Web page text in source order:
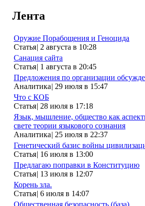
Лента
Оружие Порабощения и Геноцида
Статья| 2 августа в 10:28
Санация сайта
Статья| 1 августа в 20:45
Предложения по организации
Аналитика| 29 июля в 15:47
Что с КОБ
Статья| 28 июля в 17:18
Язык, мышление, общество как
свете теории языкового сознания
Аналитика| 25 июля в 22:37
Генетический базис войны
Статья| 16 июля в 13:00
Предлагаю поправки в Конституцию
Статья| 13 июля в 12:07
Корень зла.
Статья| 6 июля в 14:07